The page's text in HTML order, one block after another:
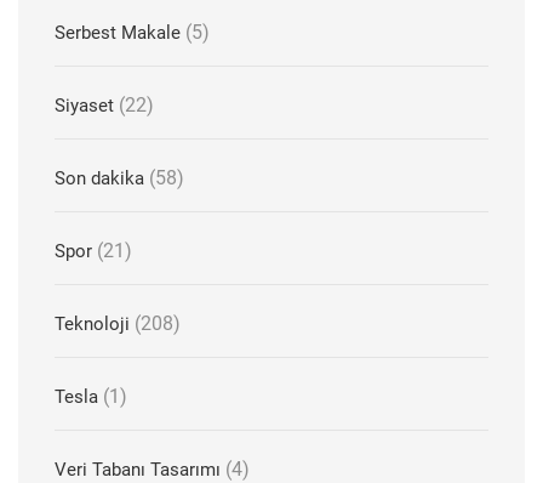
Serbest Makale (5)
Siyaset (22)
Son dakika (58)
Spor (21)
Teknoloji (208)
Tesla (1)
Veri Tabanı Tasarımı (4)